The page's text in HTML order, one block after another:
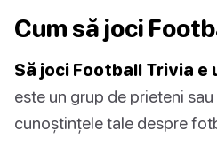
Cum să joci
Să joci Football Trivia e
este un grup de prieteni
cunoștințele tale despre